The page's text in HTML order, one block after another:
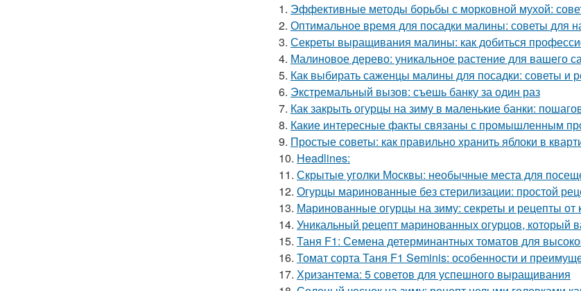
1. Эффективные методы борьбы с морковной мухой:
2. Оптимальное время для посадки малины: советы для
3. Секреты выращивания малины: как добиться
4. Малиновое дерево: уникальное растение для вашего
5. Как выбирать саженцы малины для посадки: советы и
6. Экстремальный вызов: съешь банку за один раз
7. Как закрыть огурцы на зиму в маленькие банки:
8. Какие интересные факты связаны с промышленным
9. Простые советы: как правильно хранить яблоки в
10. Headlines:
11. Скрытые уголки Москвы: необычные места для
12. Огурцы маринованные без стерилизации: простой
13. Маринованные огурцы на зиму: секреты и рецепты от
14. Уникальный рецепт маринованных огурцов, который
15. Таня F1: Семена детерминантных томатов для
16. Томат сорта Таня F1 Seminis: особенности и
17. Хризантема: 5 советов для успешного выращивания